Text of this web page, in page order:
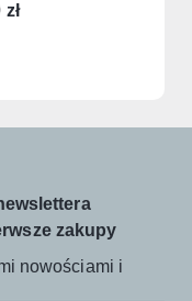
zł
zakupy
nowościami i